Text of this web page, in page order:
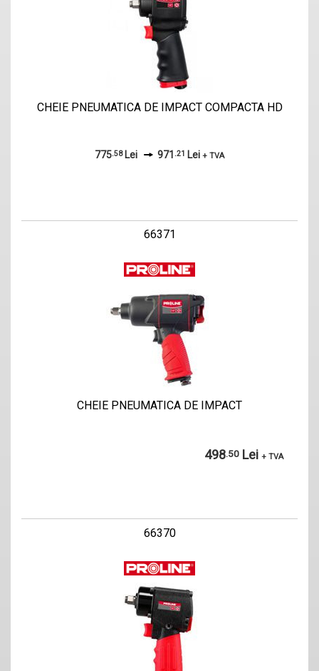
CHEIE PNEUMATICA DE IMPACT COMPACTA HD
775.58Lei 971 .21 Lei + TVA
66371
CHEIE PNEUMATICA DE IMPACT
498.50 Lei + TVA
66370